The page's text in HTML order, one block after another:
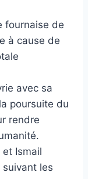
fournaise de
à cause de
avec sa
poursuite du
rendre
Ismail
les